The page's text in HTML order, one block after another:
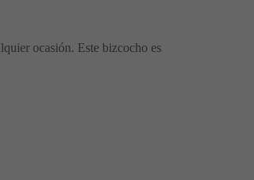
ocasión. Este bizcocho es